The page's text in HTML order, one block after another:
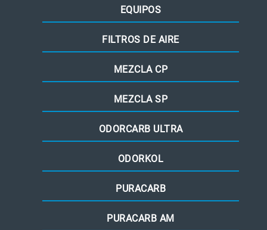
EQUIPOS
FILTROS DE AIRE
MEZCLA CP
MEZCLA SP
ODORCARB ULTRA
ODORKOL
PURACARB
PURACARB AM